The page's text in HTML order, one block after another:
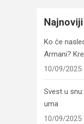
Ko će
Armani?
10/09/2025
Svest u
uma
10/09/2025